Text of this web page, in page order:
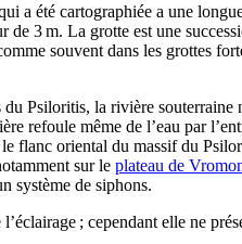
a été cartographiée a une
3 m. La grotte est une
souvent dans les grottes
Psiloritis, la rivière souterraine
refoule même de l’eau par
flanc oriental du massif du
sur le plateau de
système de siphons.
; cependant elle ne